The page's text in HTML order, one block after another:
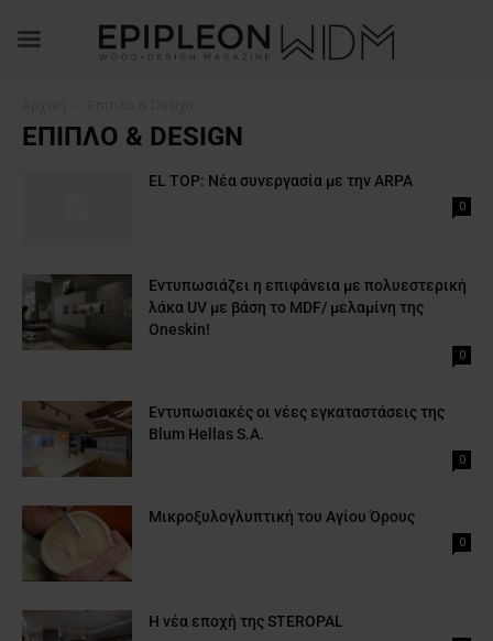
ΈΠΙΠΛΟ & DESIGN
EL TOP: Νέα συνεργασία με την ARPA
0
Εντυπωσιάζει η επιφάνεια με πολυεστερική
λάκα UV με βάση το MDF/ μελαμίνη της
Oneskin!
0
Εντυπωσιακές οι νέες εγκαταστάσεις της
Blum Hellas S.A.
0
Μικροξυλογλυπτική του Αγίου Όρους
0
Η νέα εποχή της STEROPAL